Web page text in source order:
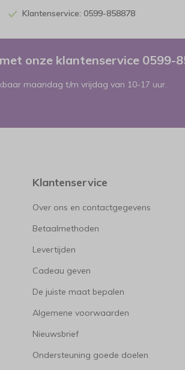
Klantenservice: 0599-858878
onze klantenservice 0599-
maandag t/m vrijdag van 10-17 uur.
Klantenservice
Over ons en contactgegevens
Betaalmethoden
Levertijden
Cadeau geven
De juiste maat bepalen
Algemene voorwaarden
Nieuwsbrief
Ondersteuning goede doelen